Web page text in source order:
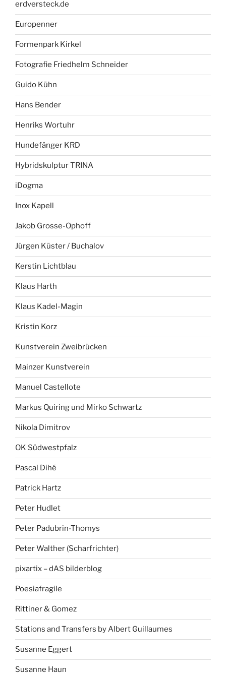
erdversteck.de
Europenner
Formenpark Kirkel
Fotografie Friedhelm Schneider
Guido Kühn
Hans Bender
Henriks Wortuhr
Hundefänger KRD
Hybridskulptur TRINA
iDogma
Inox Kapell
Jakob Grosse-Ophoff
Jürgen Küster / Buchalov
Kerstin Lichtblau
Klaus Harth
Klaus Kadel-Magin
Kristin Korz
Kunstverein Zweibrücken
Mainzer Kunstverein
Manuel Castellote
Markus Quiring und Mirko Schwartz
Nikola Dimitrov
OK Südwestpfalz
Pascal Dihé
Patrick Hartz
Peter Hudlet
Peter Padubrin-Thomys
Peter Walther (Scharfrichter)
pixartix – dAS bilderblog
Poesiafragile
Rittiner & Gomez
Stations and Transfers by Albert Guillaumes
Susanne Eggert
Susanne Haun